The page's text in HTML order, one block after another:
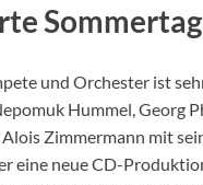
und Orchester ist
Hummel, Georg
Zimmermann mit
eine neue CD-